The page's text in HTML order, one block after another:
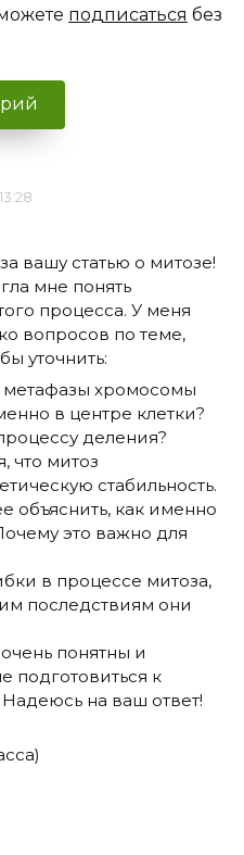
подписаться без
вашу статью о митозе!
мне понять
процесса. У меня
вопросов по теме,
уточнить:
хромосомы
в центре клетки?
деления?
что митоз
стабильность.
объяснить, как именно
это важно для
в процессе митоза,
последствиям они
понятны и
подготовиться к
на ваш ответ!